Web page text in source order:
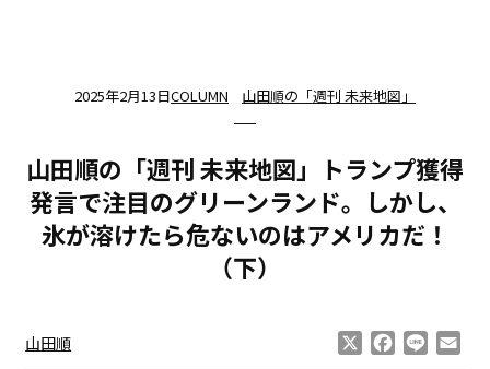
2025年2月13日COLUMN 山田順の「週刊 未来地図」
山田順の「週刊 未来地図」トランプ獲得
発言で注目のグリーンランド。しかし、
氷が溶けたら危ないのはアメリカだ！
（下）
山田順 Facebook
Line